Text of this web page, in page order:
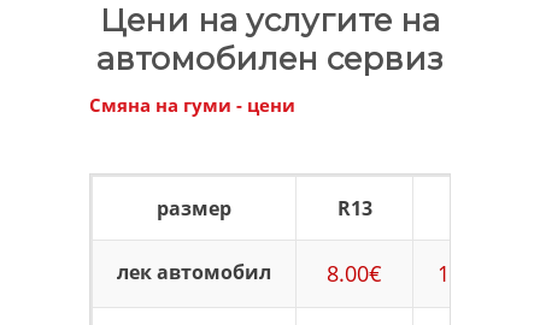
Цени на услугите на
автомобилен сервиз
Смяна на гуми - цени
размер R13
лек автомобил 8.00€ 11.00€